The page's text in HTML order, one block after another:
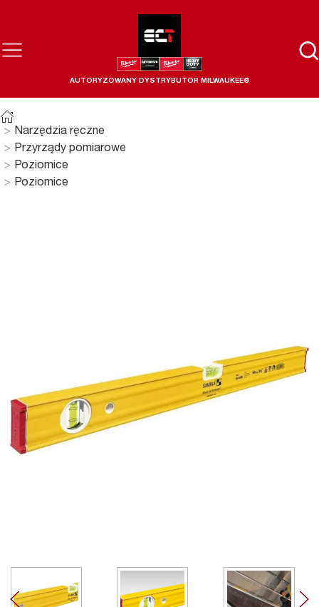
AUTORYZOWANY DYSTRYBUTOR MILWAUKEE®
Narzędzia ręczne
Przyrządy pomiarowe
Poziomice
Poziomice